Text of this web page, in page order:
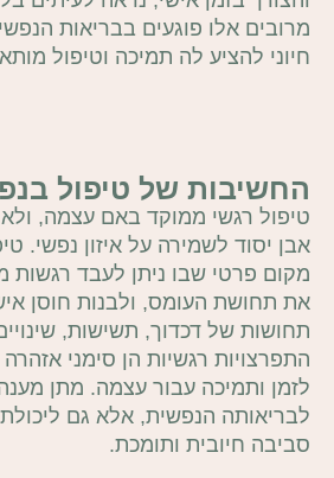
מרובים אלו פוגעים בבריאות
חיוני להציע לה תמיכה וטיפול
החשיבות של טיפול
טיפול רגשי ממוקד באם עצמה,
אבן יסוד לשמירה על איזון נפשי.
מקום פרטי שבו ניתן לעבד רגשות
את תחושת העומס, ולבנות חוסן
תחושות של דכדוך, תשישות,
התפרצויות רגשיות הן סימני
לזמן ותמיכה עבור עצמה. מתן
לבריאותה הנפשית, אלא גם
סביבה חיובית ותומכת.